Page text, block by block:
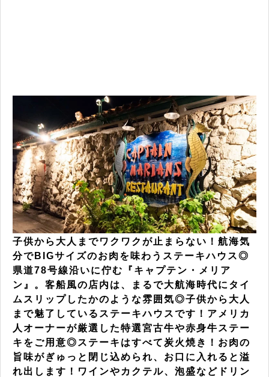
子供から大人までワクワクが止まらない！航海気
分でBIGサイズのお肉を味わうステーキハウス◎
県道78号線沿いに佇む『キャプテン・メリア
ン』。客船風の店内は、まるで大航海時代にタイ
ムスリップしたかのような雰囲気◎子供から大人
まで魅了しているステーキハウスです！アメリカ
人オーナーが厳選した特選宮古牛や赤身牛ステー
キをご用意◎ステーキはすべて炭火焼き！お肉の
旨味がぎゅっと閉じ込められ、お口に入れると溢
れ出します！ワインやカクテル、泡盛などドリン